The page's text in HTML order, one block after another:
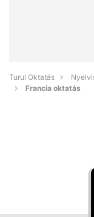
Turul Oktatás
Francia oktatás